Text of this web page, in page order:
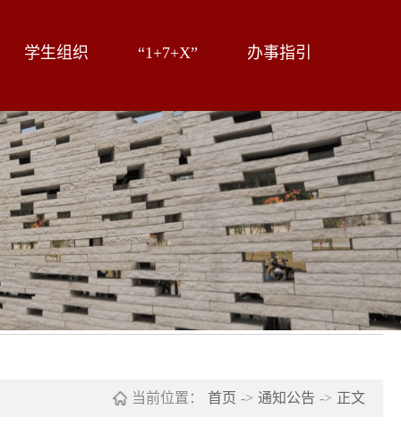
学生组织 “1+7+X” 办事指引
当前位置： 首页 -> 通知公告 -> 正文